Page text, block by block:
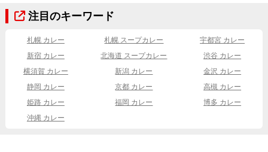
注目のキーワード
札幌 カレー 札幌 スープカレー
宇都宮 カレー
新宿 カレー
北海道 スープカレー
渋谷 カレー
横須賀 カレー
新潟 カレー
金沢 カレー
静岡 カレー
京都 カレー
高槻 カレー
姫路 カレー
福岡 カレー
博多 カレー
沖縄 カレー